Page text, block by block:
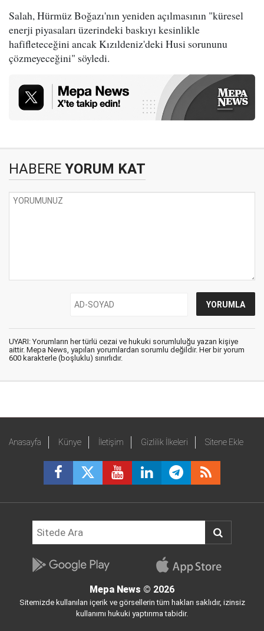
Salah, Hürmüz Boğazı'nın yeniden açılmasının "küresel
enerji piyasaları üzerindeki baskıyı kesinlikle
hafifleteceğini ancak Kızıldeniz'deki Husi sorununu
çözmeyeceğini" söyledi.
HABERE YORUM KAT
UYARI: Yorumların her türlü cezai ve hukuki sorumluluğu yazan kişiye
aittir. Mepa News, yapılan yorumlardan sorumlu değildir. Her bir yorum
600 karakterle (boşluklu) sınırlıdır.
Anasayfa Künye İletişim Gizlilik İlkeleri Sitene Ekle
Mepa News © 2026
Sitemizde kullanılan içerik ve görsellerin tüm hakları saklıdır, izinsiz
kullanımı hukuki yaptırıma tabidir.